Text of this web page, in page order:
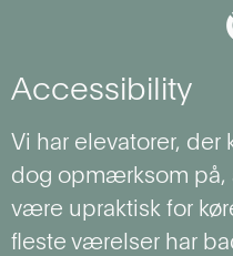
Accessibility
Vi har elevatorer, der
dog opmærksom på,
være upraktisk for
fleste værelser har